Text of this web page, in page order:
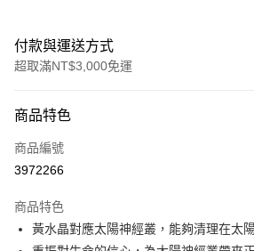
付款與運送方式
超取滿NT$3,000免運
信用卡一次付款
超商取貨付款
Apple Pay
商品特色
商品編號
3972266
商品特色
黃水晶對應太陽神經叢，能夠清理在太